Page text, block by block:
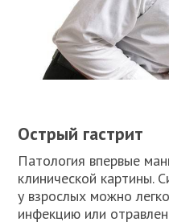
Острый гастрит
Патология впервые
клинической картины.
у взрослых можно
инфекцию или